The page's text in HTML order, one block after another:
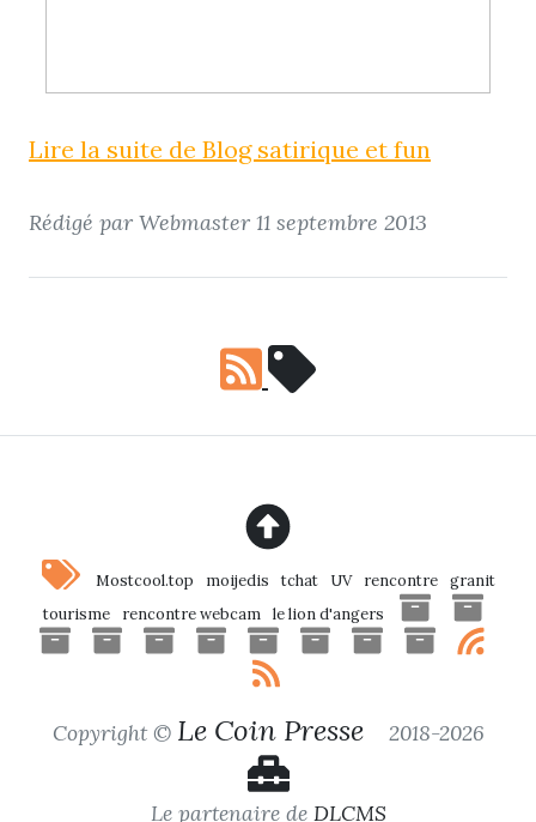
Lire la suite de Blog satirique et fun
Rédigé par Webmaster 11 septembre 2013
Mostcool.top moijedis tchat UV rencontre
granit
tourisme
rencontre webcam le lion d'angers
Copyright © Le Coin Presse 2018-2026
Le partenaire de DLCMS